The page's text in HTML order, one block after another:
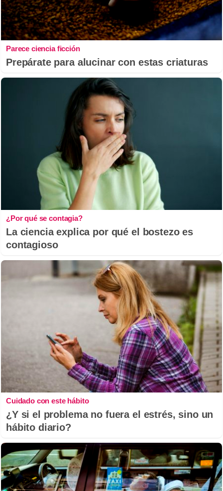
Parece ciencia ficción
Prepárate para alucinar con estas criaturas
¿Por qué se contagia?
La ciencia explica por qué el bostezo es
contagioso
Cuidado con este hábito
¿Y si el problema no fuera el estrés, sino un
hábito diario?